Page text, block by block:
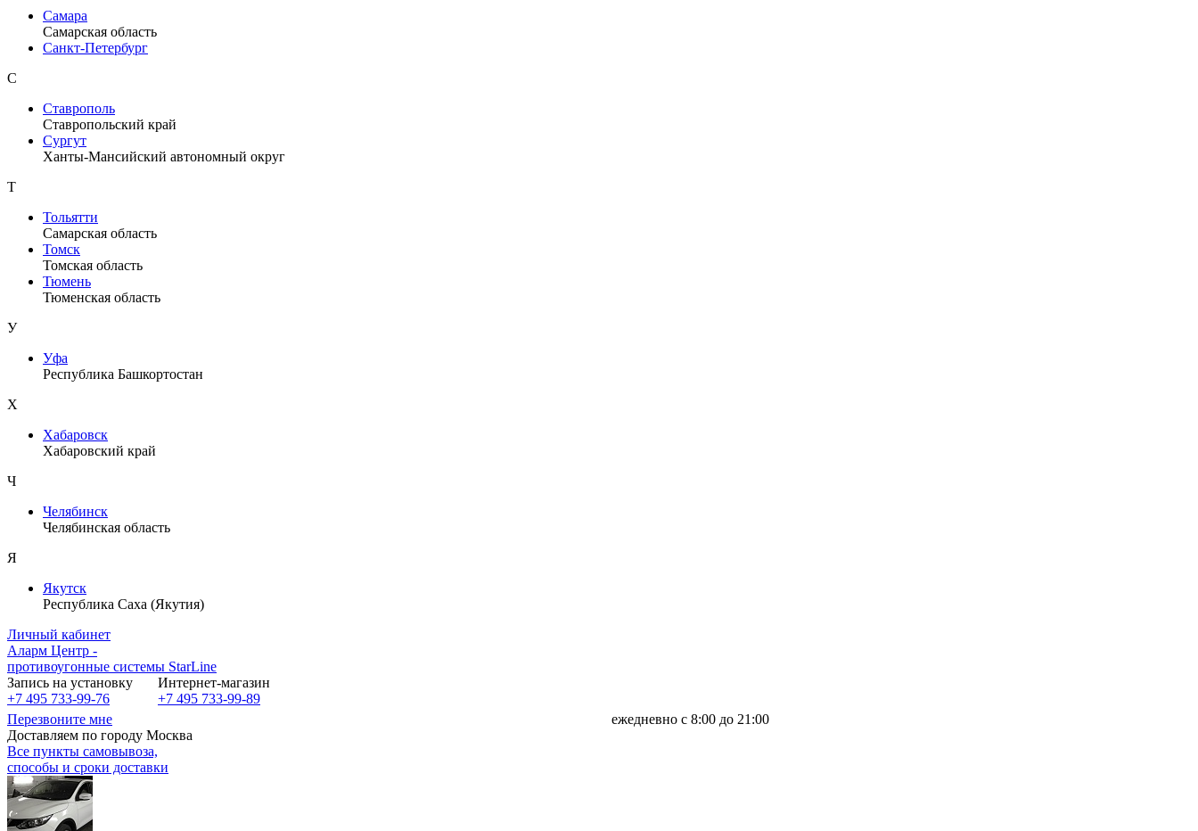
Самара
Самарская область
Санкт-Петербург
С
Ставрополь
Ставропольский край
Сургут
Ханты-Мансийский автономный округ
Т
Тольятти
Самарская область
Томск
Томская область
Тюмень
Тюменская область
У
Уфа
Республика Башкортостан
Х
Хабаровск
Хабаровский край
Ч
Челябинск
Челябинская область
Я
Якутск
Республика Саха (Якутия)
Личный кабинет
Аларм Центр -
противоугонные системы StarLine
Запись на установку
+7 495 733-99-76
Интернет-магазин
+7 495 733-99-89
Перезвоните мне
ежедневно с 8:00 до 21:00
Доставляем по городу Москва
Все пункты самовывоза,
способы и сроки доставки